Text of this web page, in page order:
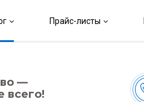
Прайс-листы
—
всего!